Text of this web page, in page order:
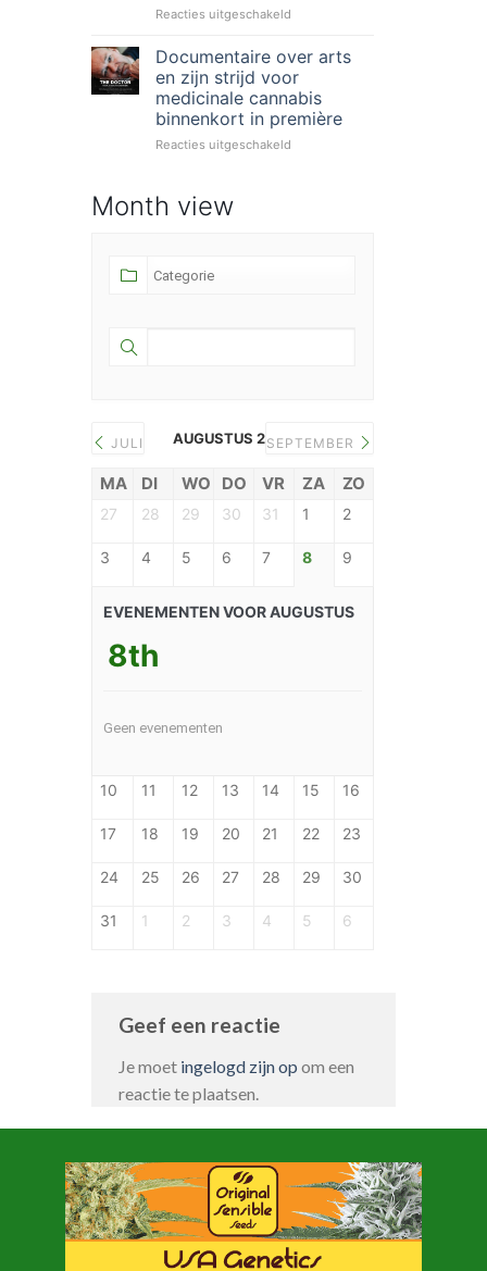
Reacties uitgeschakeld
Legalize
Luc
Sala:
Drugs,
set
Documentaire over arts
en zijn strijd voor
medicinale cannabis
binnenkort in première
Reacties uitgeschakeld
Month view
JULI AUGUSTUS 2026SEPTEMBER
MA DI WO DO VR ZA ZO
27 28 29 30 31 1 2
3 4 5 6 7 8 9
EVENEMENTEN VOOR AUGUSTUS
8th
Geen evenementen
10 11 12 13 14 15 16
17 18 19 20 21 22 23
24 25 26 27 28 29 30
31 1 2 3 4 5 6
Geef een reactie
Je moet ingelogd zijn op om een
reactie te plaatsen.